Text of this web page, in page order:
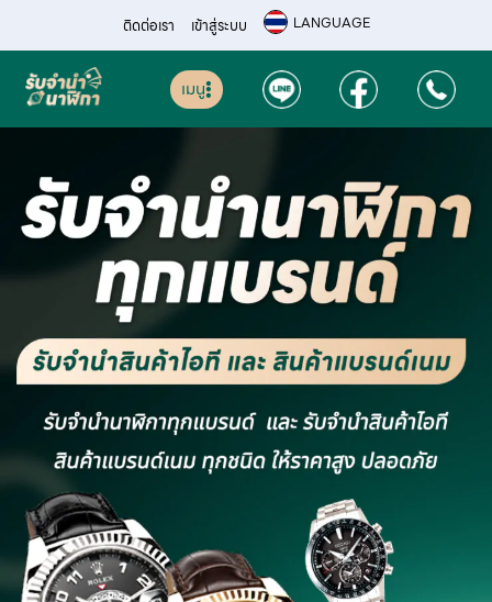
ติดต่อเรา เข้าสู่ระบบ LANGUAGE
เมนู